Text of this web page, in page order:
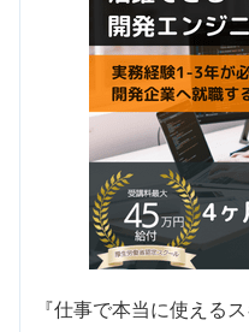
『仕事で本当に使える